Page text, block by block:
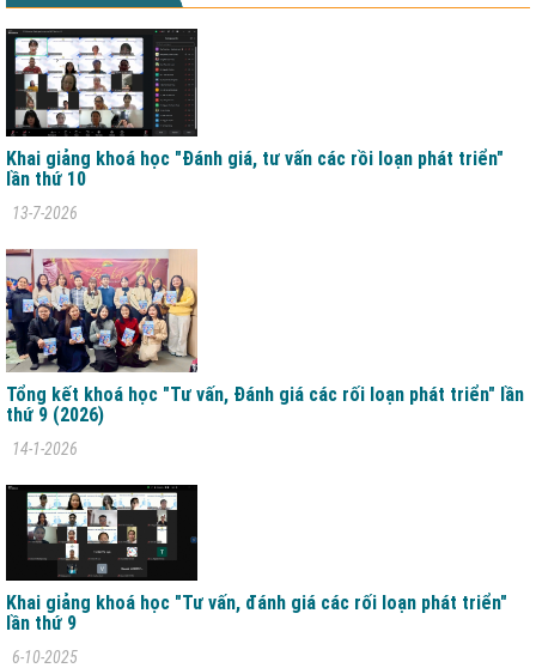
Khai giảng khoá học "Đánh giá, tư vấn các rồi loạn phát triển"
lần thứ 10
13-7-2026
Tổng kết khoá học "Tư vấn, Đánh giá các rối loạn phát triển" lần
thứ 9 (2026)
14-1-2026
Khai giảng khoá học "Tư vấn, đánh giá các rối loạn phát triển"
lần thứ 9
6-10-2025